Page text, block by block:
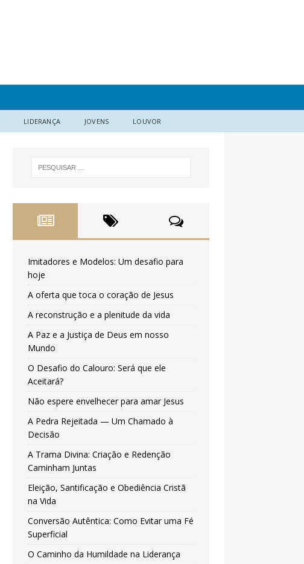
LIDERANÇA JOVENS LOUVOR
Imitadores e Modelos: Um desafio para
hoje
A oferta que toca o coração de Jesus
A reconstrução e a plenitude da vida
A Paz e a Justiça de Deus em nosso
Mundo
O Desafio do Calouro: Será que ele
Aceitará?
Não espere envelhecer para amar Jesus
A Pedra Rejeitada — Um Chamado à
Decisão
A Trama Divina: Criação e Redenção
Caminham Juntas
Eleição, Santificação e Obediência Cristã
na Vida
Conversão Autêntica: Como Evitar uma Fé
Superficial
O Caminho da Humildade na Liderança